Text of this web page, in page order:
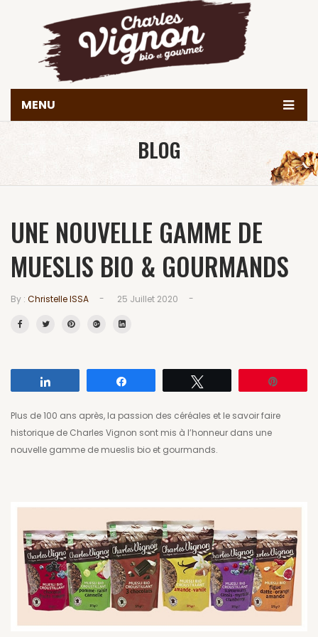
MENU
Valeurs & engagements
Contact
BLOG
UNE NOUVELLE GAMME DE
MUESLIS BIO & GOURMANDS
By : Christelle ISSA - 25 Juillet 2020 -
Plus de 100 ans après, la passion des céréales et le savoir faire
historique de Charles Vignon sont mis à l’honneur dans une
nouvelle gamme de mueslis bio et gourmands.